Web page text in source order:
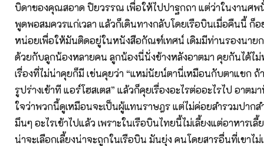
บิดาของคุณสอาด ปิยวรรณ เพื่อให้ไปปาฐกถา แต่ว่าในงานศ
พูดพอสมควรแก่เวลา แล้วก็เดินทางกลับโดยเรือบินเมื่อคืนนี้ ก็อ
หน่อยเพื่อให้มันติดอยู่ในหนังสือกัณฑ์เทศน์ เดิมมีท่านรองนาย
ด้วยกับลูกน้องหลายคน ลูกน้องนี่นั่งข้างหลังอาตมา คุยกันได้ไ
เรื่องที่ไม่น่าคุยก็มี เช่นคุยว่า “แหม่นัยน์ตานี่เหมือนกับตาแขก ถ้
รูปร่างเข้าที แอร์โฮสเตส” แล้วก็คุยเรื่องอะไรต่ออะไรไป อาต
ใจว่าพวกนี้ดูเหมือนจะเป็นผู้แทนราษฎร แต่ไม่ค่อยสำรวมปากส
มึนๆ อะไรเข้าไปแล้ว เพราะในเรือบินไทยนี้ไม่เลี้ยงแต่อาหารเ
น่าจะเลือกเลี้ยงน่าจะถูกในเรือบิน มันยุ่ง คนโดยสารอื่นที่เขาไม่